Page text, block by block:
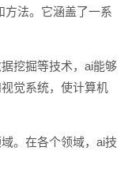
方法。它涵盖了一系
挖掘等技术，ai能够
觉系统，使计算机
。在各个领域，ai技